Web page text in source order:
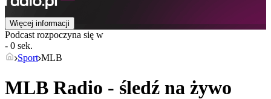
Więcej informacji
Podcast rozpoczyna się w
- 0 sek.
Sport MLB
MLB Radio - śledź na żywo